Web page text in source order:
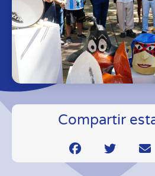
Compartir